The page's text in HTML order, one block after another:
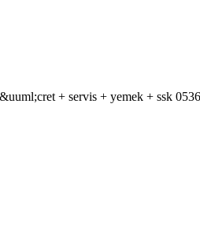
+ servis + yemek + ssk